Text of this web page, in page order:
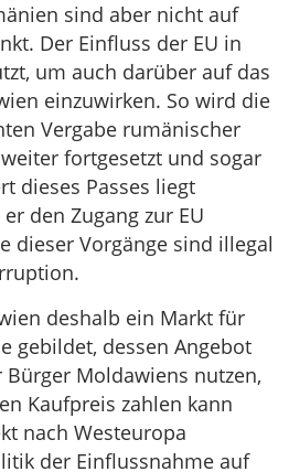
sind aber nicht auf
Der Einfluss der EU in
um auch darüber auf das
einzuwirken. So wird die
Vergabe rumänischer
fortgesetzt und sogar
dieses Passes liegt
den Zugang zur EU
dieser Vorgänge sind illegal
deshalb ein Markt für
gebildet, dessen Angebot
Moldawiens nutzen,
Kaufpreis zahlen kann
nach Westeuropa
der Einflussnahme auf